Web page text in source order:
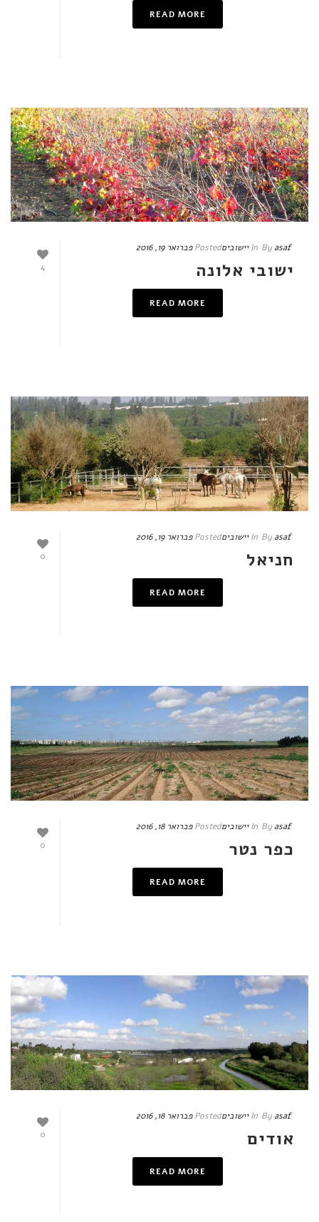
READ MORE
4
Byasaf
In יישוביםPosted פברואר 19, 2016
ישובי אלונה
READ MORE
0
Byasaf
In יישוביםPosted פברואר 19, 2016
חניאל
READ MORE
0
Byasaf
In יישוביםPosted פברואר 18, 2016
כפר נטר
READ MORE
0
Byasaf
In יישוביםPosted פברואר 18, 2016
אודים
READ MORE